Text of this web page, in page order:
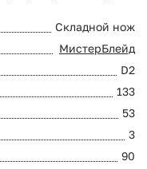
Складной нож
МистерБлейд
D2
133
53
3
90